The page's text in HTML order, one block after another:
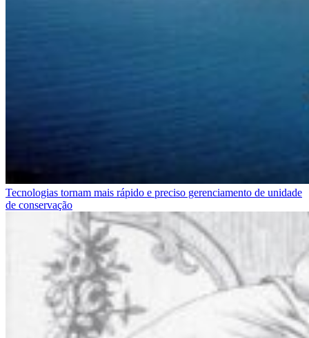
Tecnologias tornam mais rápido e preciso gerenciamento de unidade
de conservação